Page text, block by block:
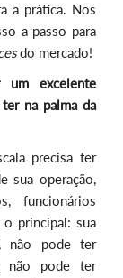
a prática. Nos
a passo para
do mercado!
um excelente
na palma da
precisa ter
sua operação,
funcionários
principal: sua
não pode ter
não pode ter